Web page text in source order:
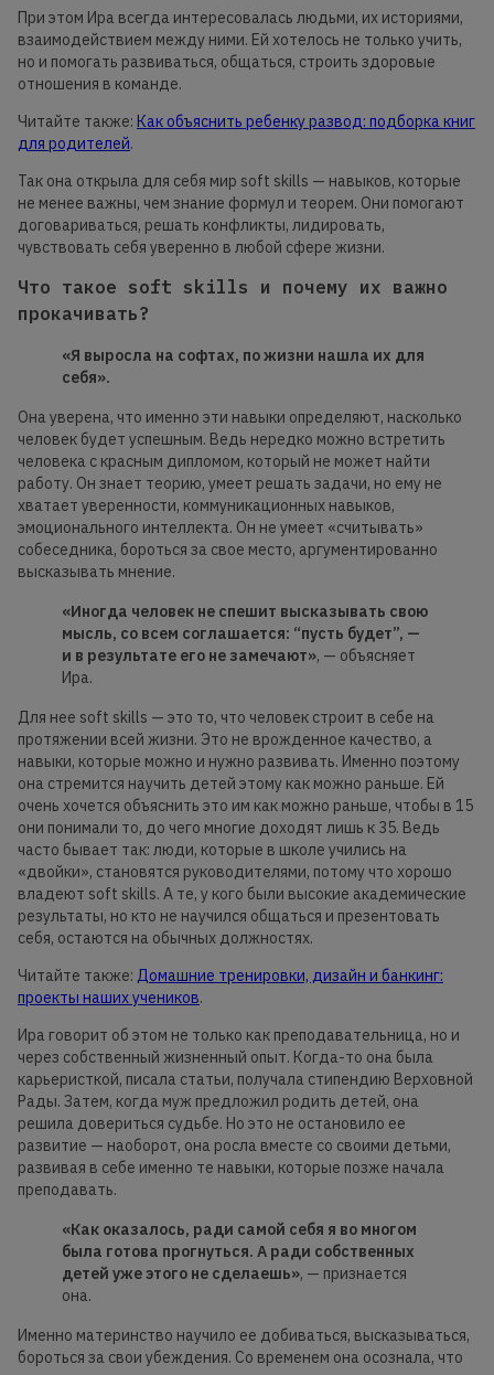
При этом Ира всегда интересовалась людьми, их историями,
взаимодействием между ними. Ей хотелось не только учить,
но и помогать развиваться, общаться, строить здоровые
отношения в команде.
Читайте также: Как объяснить ребенку развод: подборка книг
для родителей.
Так она открыла для себя мир soft skills — навыков, которые
не менее важны, чем знание формул и теорем. Они помогают
договариваться, решать конфликты, лидировать,
чувствовать себя уверенно в любой сфере жизни.
Что такое soft skills и почему их важно
прокачивать?
«Я выросла на софтах, по жизни нашла их для
себя».
Она уверена, что именно эти навыки определяют, насколько
человек будет успешным. Ведь нередко можно встретить
человека с красным дипломом, который не может найти
работу. Он знает теорию, умеет решать задачи, но ему не
хватает уверенности, коммуникационных навыков,
эмоционального интеллекта. Он не умеет «считывать»
собеседника, бороться за свое место, аргументированно
высказывать мнение.
«Иногда человек не спешит высказывать свою
мысль, со всем соглашается: “пусть будет”, —
и в результате его не замечают», — объясняет
Ира.
Для нее soft skills — это то, что человек строит в себе на
протяжении всей жизни. Это не врожденное качество, а
навыки, которые можно и нужно развивать. Именно поэтому
она стремится научить детей этому как можно раньше. Ей
очень хочется объяснить это им как можно раньше, чтобы в 15
они понимали то, до чего многие доходят лишь к 35. Ведь
часто бывает так: люди, которые в школе учились на
«двойки», становятся руководителями, потому что хорошо
владеют soft skills. А те, у кого были высокие академические
результаты, но кто не научился общаться и презентовать
себя, остаются на обычных должностях.
Читайте также: Домашние тренировки, дизайн и банкинг:
проекты наших учеников.
Ира говорит об этом не только как преподавательница, но и
через собственный жизненный опыт. Когда-то она была
карьеристкой, писала статьи, получала стипендию Верховной
Рады. Затем, когда муж предложил родить детей, она
решила довериться судьбе. Но это не остановило ее
развитие — наоборот, она росла вместе со своими детьми,
развивая в себе именно те навыки, которые позже начала
преподавать.
«Как оказалось, ради самой себя я во многом
была готова прогнуться. А ради собственных
детей уже этого не сделаешь», — признается
она.
Именно материнство научило ее добиваться, высказываться,
бороться за свои убеждения. Со временем она осознала, что